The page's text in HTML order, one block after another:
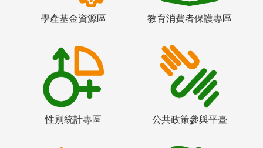
學產基金資源區 教育消費者保護專區
性別統計專區 公共政策參與平臺